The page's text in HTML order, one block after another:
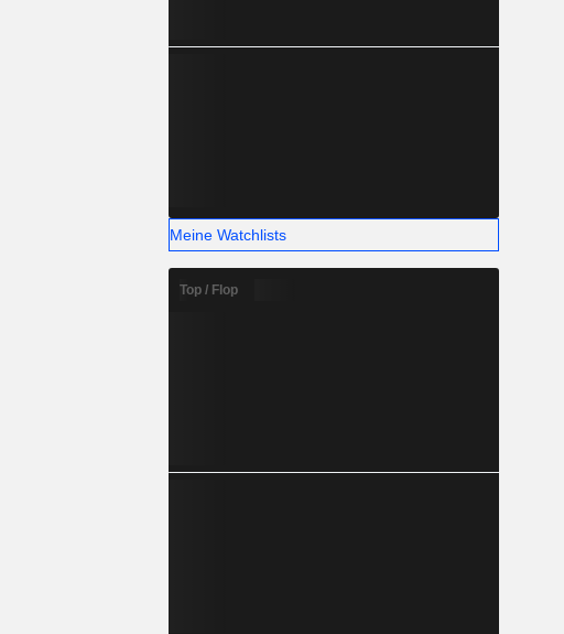
Meine Watchlists
Top / Flop